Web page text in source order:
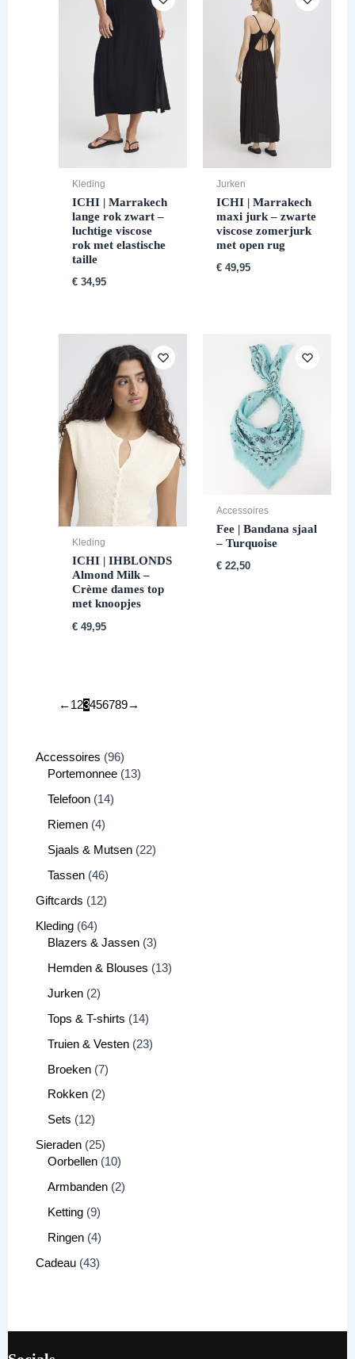
Accessoires
96
Portemonnee
13
Telefoon
14
Riemen 4
Sjaals & Mutsen
22
Tassen 46
Giftcards
12
Kleding 64
Blazers & Jassen 3
Hemden & Blouses
13
Jurken
2
Tops & T-shirts
14
Truien & Vesten
23
Broeken 7
Rokken 2
Sets
12
Sieraden 25
Oorbellen
10
Armbanden 2
Ketting 9
Ringen 4
Cadeau 43
Kleding
ICHI | Marrakech
lange rok zwart –
luchtige viscose
rok met elastische
taille
€ 34,95
Jurken
ICHI | Marrakech
maxi jurk – zwarte
viscose zomerjurk
met open rug
€ 49,95
Kleding
ICHI | IHBLONDS
Almond Milk –
Crème dames top
met knoopjes
€ 49,95
Accessoires
Fee | Bandana sjaal
– Turquoise
€ 22,50
← 123456789→